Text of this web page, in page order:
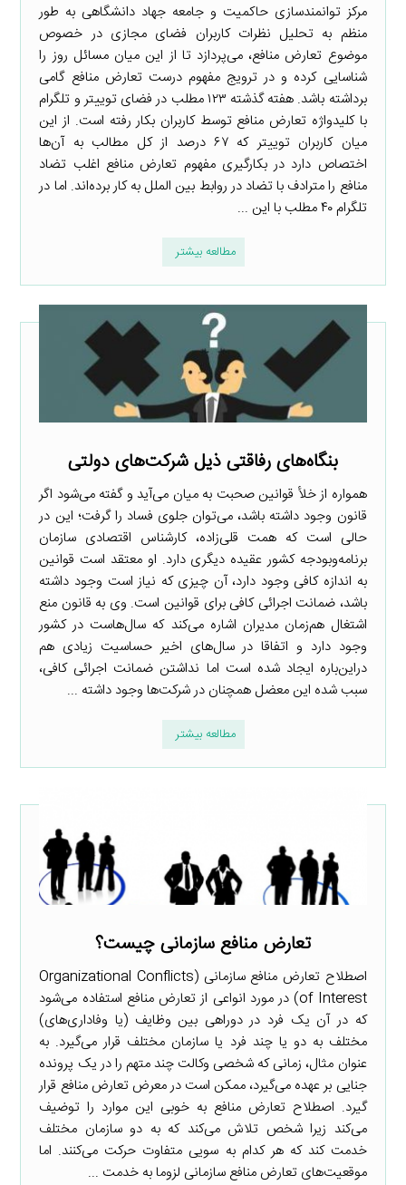
مرکز توانمندسازی حاکمیت و جامعه جهاد دانشگاهی به طور
منظم به تحلیل نظرات کاربران فضای مجازی در خصوص
موضوع تعارض منافع، می‌پردازد تا از این میان مسائل روز را
شناسایی کرده و در ترویج مفهوم درست تعارض منافع گامی
برداشته باشد. هفته گذشته ۱۲۳ مطلب در فضای توییتر و تلگرام
با کلیدواژه تعارض منافع توسط کاربران بکار رفته است. از این
میان کاربران توییتر که ۶۷ درصد از کل مطالب به آن‌ها
اختصاص دارد در بکارگیری مفهوم تعارض منافع اغلب تضاد
منافع را مترادف با تضاد در روابط بین الملل به کار برده‌اند. اما در
تلگرام ۴۰ مطلب با این ...
مطالعه بیشتر
بنگاه‌های رفاقتی ذیل شرکت‌های دولتی‌
همواره از خلأ قوانین صحبت به میان می‌آید و گفته می‌شود اگر
قانون وجود داشته باشد‌، می‌توان جلوی فساد را گرفت؛ این در
حالی است که همت قلی‌زاده، کارشناس اقتصادی سازمان
برنامه‌و‌بودجه کشور عقیده دیگری دارد. او معتقد است قوانین
به اندازه کافی وجود دارد، آن چیزی که نیاز است وجود داشته‌
باشد، ضمانت اجرائی کافی برای قوانین است. وی به قانون منع
اشتغال هم‌زمان مدیران اشاره می‌کند که سال‌هاست در کشور
وجود دارد و اتفاقا در سال‌های اخیر حساسیت زیادی هم
در‌این‌باره ایجاد شده است اما نداشتن ضمانت اجرائی کافی،
سبب شده این معضل همچنان در شرکت‌ها وجود داشته ...
مطالعه بیشتر
تعارض منافع سازمانی چیست؟
اصطلاح تعارض منافع سازمانی (Organizational Conflicts
of Interest) در مورد انواعی از تعارض منافع استفاده می‌شود
که در آن یک فرد در دوراهی بین وظایف (یا وفاداری‌های)
مختلف به دو یا چند فرد یا سازمان مختلف قرار می‌گیرد. به
عنوان مثال، زمانی که شخصی وکالت چند متهم را در یک پرونده
جنایی بر عهده می‌گیرد، ممکن است در معرض تعارض منافع قرار
گیرد. اصطلاح تعارض منافع به خوبی این موارد را توضیف
می‌کند زیرا شخص تلاش می‌کند که به دو سازمان مختلف
خدمت کند که هر کدام به سویی متفاوت حرکت می‌کنند. اما
موقعیت‌های تعارض منافع سازمانی لزوما به خدمت ...